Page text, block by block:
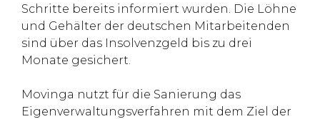
Schritte bereits informiert wurden. Die Löhne
und Gehälter der deutschen Mitarbeitenden
sind über das Insolvenzgeld bis zu drei
Monate gesichert.
Movinga nutzt für die Sanierung das
Eigenverwaltungsverfahren mit dem Ziel der